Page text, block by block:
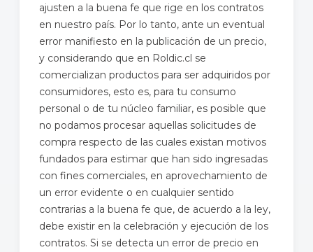
ajusten a la buena fe que rige en los contratos
en nuestro país. Por lo tanto, ante un eventual
error manifiesto en la publicación de un precio,
y considerando que en Roldic.cl se
comercializan productos para ser adquiridos por
consumidores, esto es, para tu consumo
personal o de tu núcleo familiar, es posible que
no podamos procesar aquellas solicitudes de
compra respecto de las cuales existan motivos
fundados para estimar que han sido ingresadas
con fines comerciales, en aprovechamiento de
un error evidente o en cualquier sentido
contrarias a la buena fe que, de acuerdo a la ley,
debe existir en la celebración y ejecución de los
contratos. Si se detecta un error de precio en